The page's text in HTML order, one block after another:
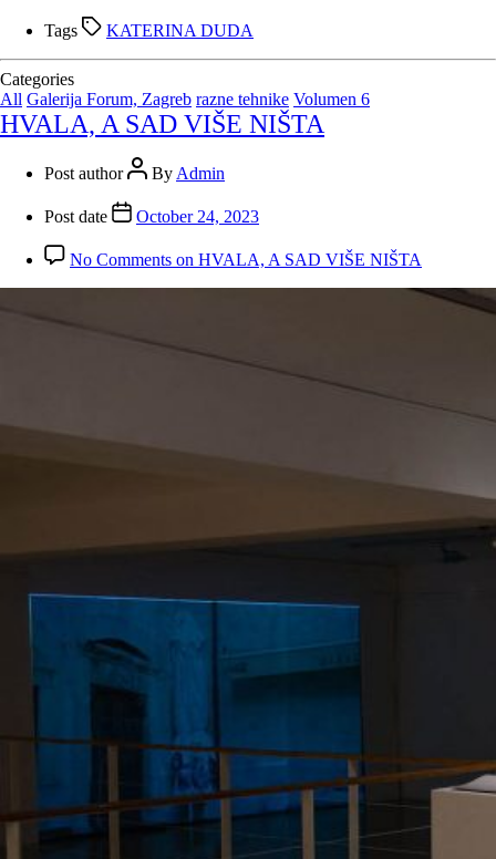
Tags KATERINA DUDA
Categories
All Galerija Forum, Zagreb razne tehnike Volumen 6
HVALA, A SAD VIŠE NIŠTA
Post author By Admin
Post date October 24, 2023
No Comments on HVALA, A SAD VIŠE NIŠTA